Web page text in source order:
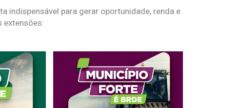
indispensável para gerar oportunidade, renda e
extensões: